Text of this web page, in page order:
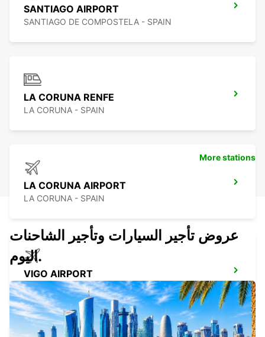
SANTIAGO AIRPORT
SANTIAGO DE COMPOSTELA - SPAIN
LA CORUNA RENFE
LA CORUNA - SPAIN
LA CORUNA AIRPORT
LA CORUNA - SPAIN
VIGO AIRPORT
VIGO - SPAIN
More stations
عروض تأجير السيارات وتأجير الشاحنات
اليوم.